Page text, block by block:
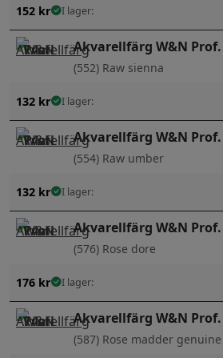
152 kr I lager:
Akvarellfärg W&N
(552) Raw sienna
132 kr I lager:
Akvarellfärg W&N
(554) Raw umber
132 kr I lager:
Akvarellfärg W&N
(576) Rose dore
176 kr I lager:
Akvarellfärg W&N
(587) Rose madder genuine